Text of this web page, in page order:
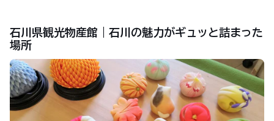
石川県観光物産館｜石川の魅力がギュッと詰まった
場所